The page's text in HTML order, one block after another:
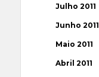
Julho 2011
Junho 2011
Maio 2011
Abril 2011